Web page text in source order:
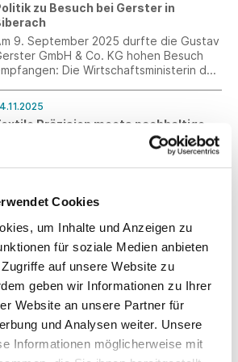
Cookies
um Inhalte und Anzeigen zu
für soziale Medien anbieten
auf unsere Website zu
geben wir Informationen zu Ihrer
Website an unsere Partner für
und Analysen weiter. Unsere
Informationen möglicherweise mit
zu Besuch bei Gerster in
9. September 2025 durfte die Gustav
GmbH & Co. KG hohen Besuch
Die Wirtschaftsministerin des
Thomas Dörflinger
eine Delegation der CDU, des
Landratsamts Biberach und der Stadt
Biberach informierten sich vor Ort über
traditionsreiche
Präzision meets nachhaltige
zwissTEX und KARL MAYER präsentieren
doppelte Innovation, die man nicht
COTTON von SCHIESSER
Mit UNIQUE COTTON erweitert
die erfolgreiche Kollektion
um eine Wäschelösung auf
die sich spürbar an
Lebenssituationen und
anpasst.
21.11.2025
§ 16 BetrAVG – Anpassung der